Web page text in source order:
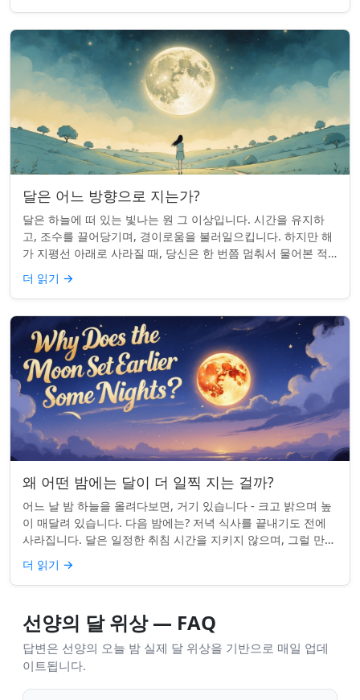
달은 어느 방향으로 지는가?
달은 하늘에 떠 있는 빛나는 원 그 이상입니다. 시간을 유지하
고, 조수를 끌어당기며, 경이로움을 불러일으킵니다. 하지만 해
가 지평선 아래로 사라질 때, 당신은 한 번쯤 멈춰서 물어본 적
이 있나요: 그곳은 어디일까? ...
더 읽기 →
왜 어떤 밤에는 달이 더 일찍 지는 걸까?
어느 날 밤 하늘을 올려다보면, 거기 있습니다 - 크고 밝으며 높
이 매달려 있습니다. 다음 밤에는? 저녁 식사를 끝내기도 전에
사라집니다. 달은 일정한 취침 시간을 지키지 않으며, 그럴 만한
좋은 이유가 있습니다. ...
더 읽기 →
선양의 달 위상 — FAQ
답변은 선양의 오늘 밤 실제 달 위상을 기반으로 매일 업데
이트됩니다.